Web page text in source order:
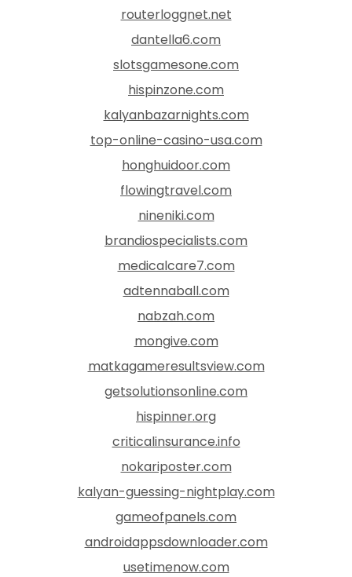
routerloggnet.net
dantella6.com
slotsgamesone.com
hispinzone.com
kalyanbazarnights.com
top-online-casino-usa.com
honghuidoor.com
flowingtravel.com
nineniki.com
brandiospecialists.com
medicalcare7.com
adtennaball.com
nabzah.com
mongive.com
matkagameresultsview.com
getsolutionsonline.com
hispinner.org
criticalinsurance.info
nokariposter.com
kalyan-guessing-nightplay.com
gameofpanels.com
androidappsdownloader.com
usetimenow.com